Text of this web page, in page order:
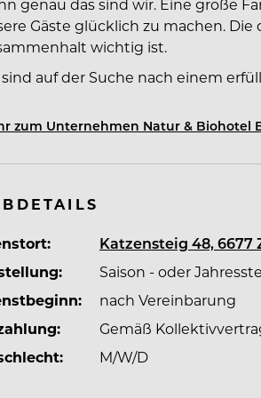
genau das sind wir. Eine große
Gäste glücklich zu machen.
wichtig ist.
sind auf der Suche nach einem
Wir sind glücklich, unser Team
Mitarbeiter.
Ihre Leidenschaft in der Arbeit
Initiativbewerbung. Werden
Bergzeit?
darum!
möchten, dass sich an diesem
auch unsere Mitarbeiter.
zum Unternehmen Natur & Biohotel
Katzensteig 48, 6677
Saison - oder
nach Vereinbarung
Gemäß
M/W/D